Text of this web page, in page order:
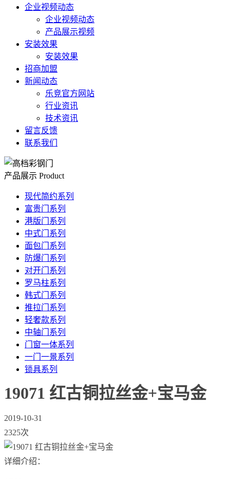
企业视频动态
企业视频动态
产品展示视频
安装效果
安装效果
招商加盟
新闻动态
乐竞官方网站
行业资讯
技术资讯
留言反馈
联系我们
产品展示 Product
现代简约系列
富贵门系列
港版门系列
中式门系列
面包门系列
防爆门系列
对开门系列
罗马柱系列
韩式门系列
推拉门系列
轻奢款系列
中轴门系列
门窗一体系列
一门一景系列
锁具系列
19071 红古铜拉丝金+宝马金
2019-10-31
2325次
详细介绍：